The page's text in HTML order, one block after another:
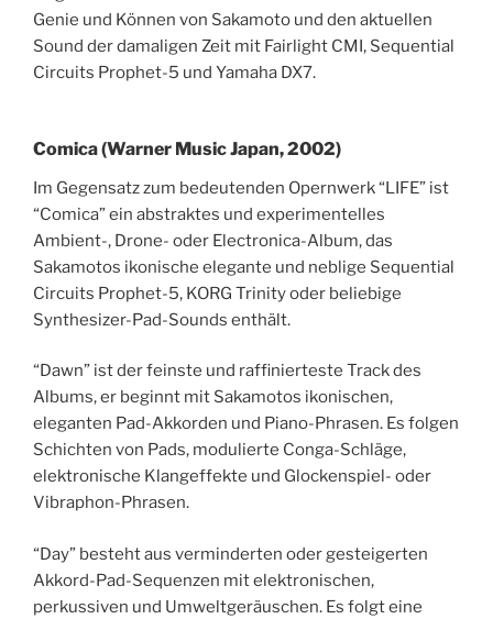
Genie und Können von Sakamoto und den aktuellen
Sound der damaligen Zeit mit Fairlight CMI, Sequential
Circuits Prophet-5 und Yamaha DX7.
Comica (Warner Music Japan, 2002)
Im Gegensatz zum bedeutenden Opernwerk “LIFE” ist
“Comica” ein abstraktes und experimentelles
Ambient-, Drone- oder Electronica-Album, das
Sakamotos ikonische elegante und neblige Sequential
Circuits Prophet-5, KORG Trinity oder beliebige
Synthesizer-Pad-Sounds enthält.
“Dawn” ist der feinste und raffinierteste Track des
Albums, er beginnt mit Sakamotos ikonischen,
eleganten Pad-Akkorden und Piano-Phrasen. Es folgen
Schichten von Pads, modulierte Conga-Schläge,
elektronische Klangeffekte und Glockenspiel- oder
Vibraphon-Phrasen.
“Day” besteht aus verminderten oder gesteigerten
Akkord-Pad-Sequenzen mit elektronischen,
perkussiven und Umweltgeräuschen. Es folgt eine